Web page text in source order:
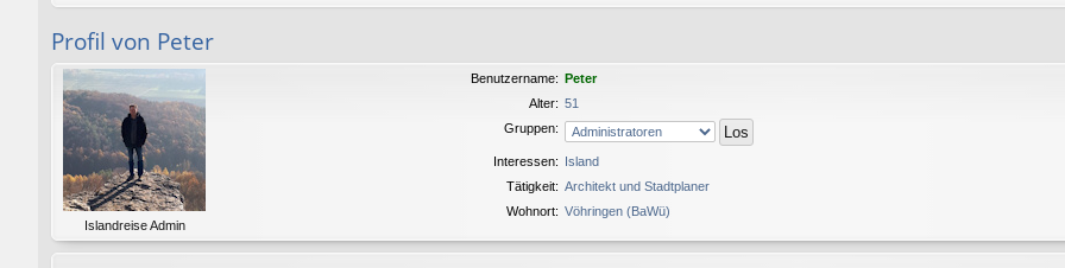
Profil von Peter
Islandreise Admin
Benutzername: Peter
Alter: 51
Gruppen:
Interessen: Island
Tätigkeit: Architekt und Stadtplaner
Wohnort: Vöhringen (BaWü)